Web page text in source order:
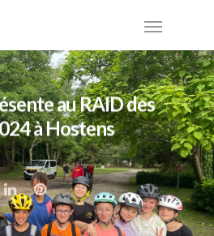
au RAID des
à Hostens